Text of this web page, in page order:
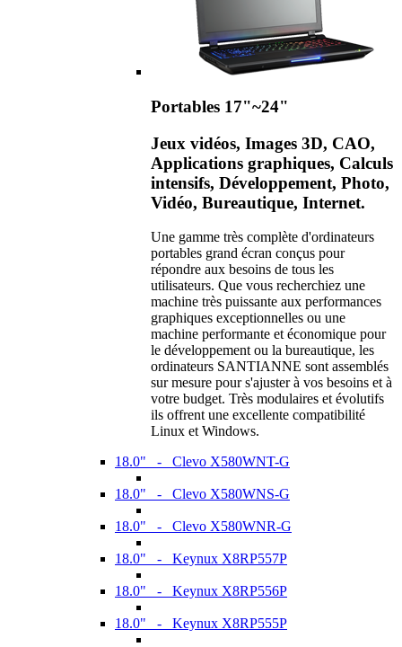
Portables 17"~24"
Jeux vidéos, Images 3D, CAO,
Applications graphiques, Calculs
intensifs, Développement, Photo,
Vidéo, Bureautique, Internet.
Une gamme très complète d'ordinateurs
portables grand écran conçus pour
répondre aux besoins de tous les
utilisateurs. Que vous recherchiez une
machine très puissante aux performances
graphiques exceptionnelles ou une
machine performante et économique pour
le développement ou la bureautique, les
ordinateurs SANTIANNE sont assemblés
sur mesure pour s'ajuster à vos besoins et à
votre budget. Très modulaires et évolutifs
ils offrent une excellente compatibilité
Linux et Windows.
18.0" - Clevo X580WNT-G
18.0" - Clevo X580WNS-G
18.0" - Clevo X580WNR-G
18.0" - Keynux X8RP557P
18.0" - Keynux X8RP556P
18.0" - Keynux X8RP555P